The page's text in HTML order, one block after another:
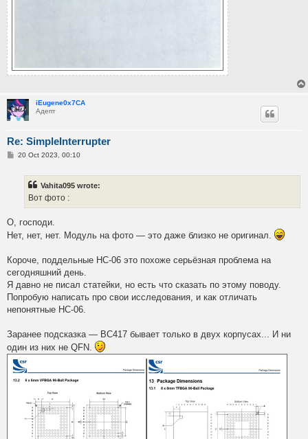
iEugene0x7CA
Адепт
Re: SimpleInterrupter
P20 Oct 2023, 00:10
Vahita095 wrote:
Вот фото :
О, господи.
Нет, нет, нет. Модуль на фото — это даже близко не оригинал.
Короче, поддельные HC-06 это похоже серьёзная проблема на
сегодняшний день.
Я давно не писал статейки, но есть что сказать по этому поводу.
Попробую написать про свои исследования, и как отличать
непонятные HC-06.
Заранее подсказка — BC417 бывает только в двух корпусах... И ни
один из них не QFN.